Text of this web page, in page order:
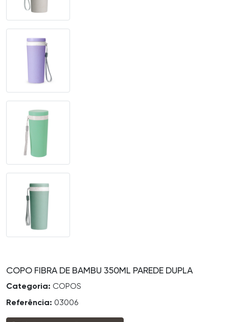
COPO FIBRA DE BAMBU 350ML PAREDE DUPLA
Categoria: COPOS
Referência: 03006